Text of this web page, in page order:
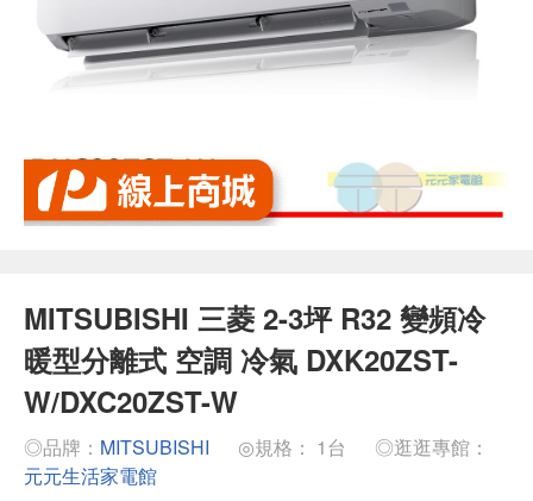
MITSUBISHI 三菱 2-3坪 R32 變頻冷
暖型分離式 空調 冷氣 DXK20ZST-
W/DXC20ZST-W
◎品牌： MITSUBISHI ◎規格： 1台
◎逛逛專館：
元元生活家電館